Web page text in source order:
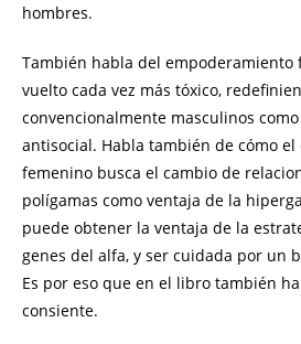
hombres.
También habla del empoderamiento
vuelto cada vez más tóxico,
convencionalmente masculinos
antisocial. Habla también de cómo
femenino busca el cambio de
polígamas como ventaja de la
puede obtener la ventaja de la
genes del alfa, y ser cuidada por un
Es por eso que en el libro también
consiente.